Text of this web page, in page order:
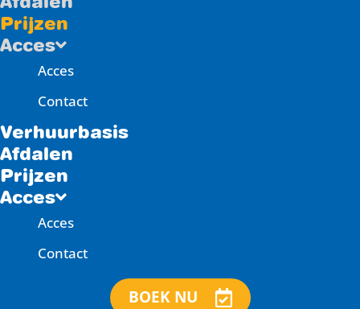
Prijzen
Acces
Acces
Contact
Verhuurbasis
Afdalen
Prijzen
Acces
Acces
Contact
BOEK NU